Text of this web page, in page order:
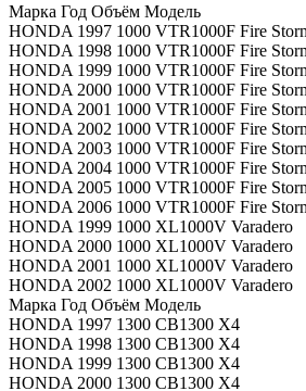
Марка Год Объём Модель
HONDA 1997 1000 VTR1000F Fire
HONDA 1998 1000 VTR1000F Fire
HONDA 1999 1000 VTR1000F Fire
HONDA 2000 1000 VTR1000F Fire
HONDA 2001 1000 VTR1000F Fire
HONDA 2002 1000 VTR1000F Fire
HONDA 2003 1000 VTR1000F Fire
HONDA 2004 1000 VTR1000F Fire
HONDA 2005 1000 VTR1000F Fire
HONDA 2006 1000 VTR1000F Fire
HONDA 1999 1000 XL1000V Varadero
HONDA 2000 1000 XL1000V Varadero
HONDA 2001 1000 XL1000V Varadero
HONDA 2002 1000 XL1000V Varadero
Марка Год Объём Модель
HONDA 1997 1300 CB1300 X4
HONDA 1998 1300 CB1300 X4
HONDA 1999 1300 CB1300 X4
HONDA 2000 1300 CB1300 X4